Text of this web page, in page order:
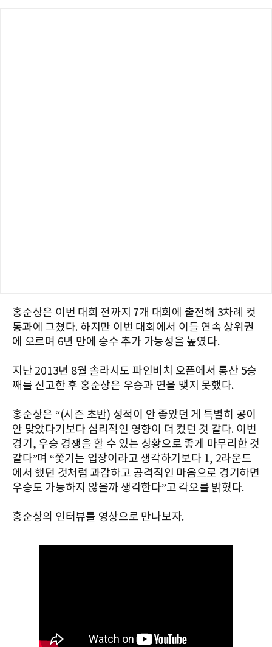
홍순상은 이번 대회 전까지 7개 대회에 출전해 3차례 컷
통과에 그쳤다. 하지만 이번 대회에서 이틀 연속 상위권
에 오르며 6년 만에 승수 추가 가능성을 높였다.
지난 2013년 8월 솔라시도 파인비치 오픈에서 통산 5승
째를 신고한 후 홍순상은 우승과 연을 맺지 못했다.
홍순상은 “(시즌 초반) 성적이 안 좋았던 게 특별히 공이
안 맞았다기보다 심리적인 영향이 더 컸던 것 같다. 이번
경기, 우승 경쟁을 할 수 있는 상황으로 좋게 마무리한 것
같다”며 “쫓기는 입장이라고 생각하기보다 1, 2라운드
에서 했던 것처럼 과감하고 공격적인 마음으로 경기하면
우승도 가능하지 않을까 생각한다”고 각오를 밝혔다.
홍순상의 인터뷰를 영상으로 만나보자.